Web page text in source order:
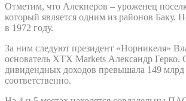
Отметим, что Алекперов – уроженец
который является одним из районов Баку.
в 1972 году.
За ним следуют президент «Норникеля»
основатель XTX Markets Александр Герко.
дивидендных доходов превышала 149
соответственно.